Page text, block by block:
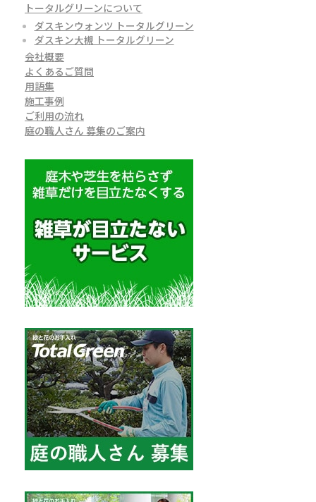
トータルグリーンについて
ダスキンウォンツ トータルグリーン
ダスキン大槻 トータルグリーン
会社概要
よくあるご質問
用語集
施工事例
ご利用の流れ
庭の職人さん 募集のご案内